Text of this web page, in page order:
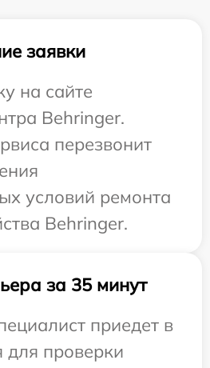
заявки
на сайте
Behringer.
перезвонит
условий ремонта
Behringer.
за 35 минут
приедет в
для проверки